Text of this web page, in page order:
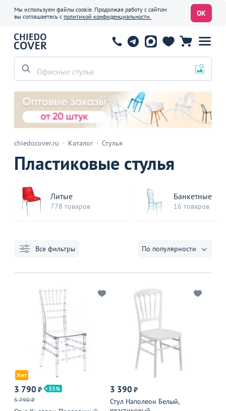
Мы используем файлы cookie. Продолжая работу с сайтом
вы соглашаетесь с политикой конфиденциальности. ОК
Офисные стулья
chiedocover.ru Каталог Стулья
Пластиковые стулья
Литые
778 товаров
Банкетные
16 товаров
Все фильтры По популярности
Хит
3 790 ₽
35
5 790 ₽
3 390 ₽
Стул Наполеон Белый,